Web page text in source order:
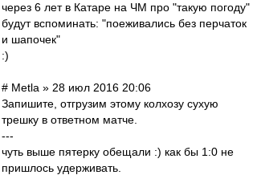
через 6 лет в Катаре на ЧМ про "такую погоду"
будут вспоминать: "поеживались без перчаток
и шапочек"
:)
# Metla » 28 июл 2016 20:06
Запишите, отгрузим этому колхозу сухую
трешку в ответном матче.
---
чуть выше пятерку обещали :) как бы 1:0 не
пришлось удерживать.